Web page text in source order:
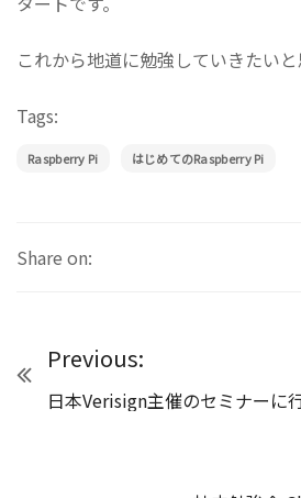
これから地道に勉強していきたいと
Tags:
Raspberry Pi はじめてのRaspberry Pi
Share on:
Previous:
日本Verisign主催のセミナーに